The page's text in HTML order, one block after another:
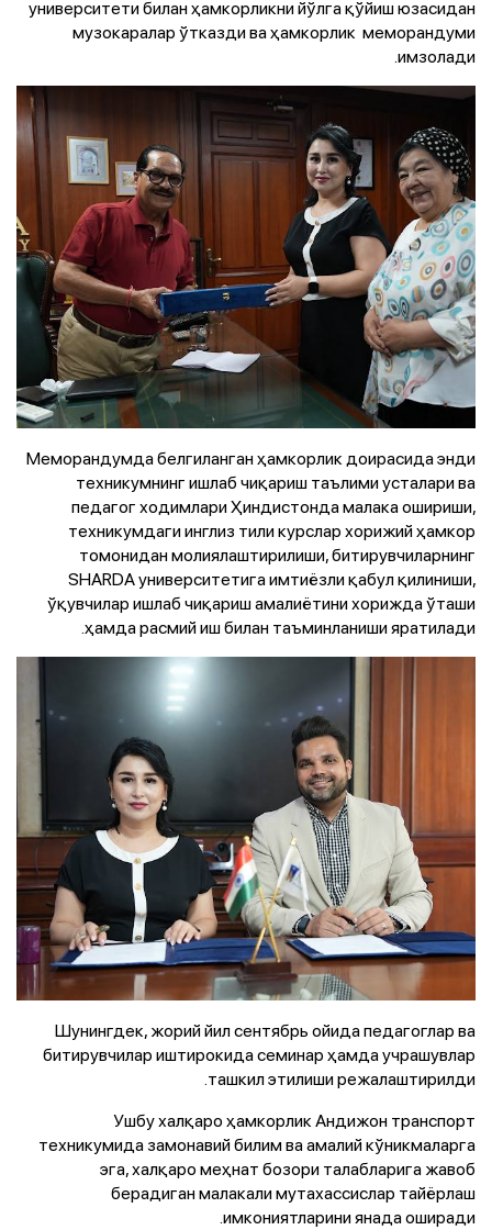
университети билан ҳамкорликни йўлга қўйиш юзасидан
музокаралар ўтказди ва ҳамкорлик меморандуми
имзолади.
Меморандумда белгиланган ҳамкорлик доирасида энди
техникумнинг ишлаб чиқариш таълими усталари ва
педагог ходимлари Ҳиндистонда малака ошириши,
техникумдаги инглиз тили курслар хорижий ҳамкор
томонидан молиялаштирилиши, битирувчиларнинг
SHARDA университетига имтиёзли қабул қилиниши,
ўқувчилар ишлаб чиқариш амалиётини хорижда ўташи
ҳамда расмий иш билан таъминланиши яратилади.
Шунингдек, жорий йил сентябрь ойида педагоглар ва
битирувчилар иштирокида семинар ҳамда учрашувлар
ташкил этилиши режалаштирилди.
Ушбу халқаро ҳамкорлик Андижон транспорт
техникумида замонавий билим ва амалий кўникмаларга
эга, халқаро меҳнат бозори талабларига жавоб
берадиган малакали мутахассислар тайёрлаш
имкониятларини янада оширади.